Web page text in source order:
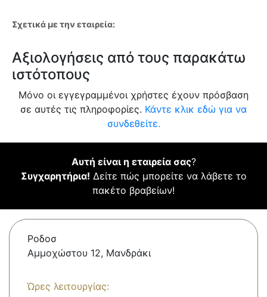
Σχετικά με την εταιρεία:
Αξιολογήσεις από τους παρακάτω
ιστότοπους
Μόνο οι εγγεγραμμένοι χρήστες έχουν πρόσβαση
σε αυτές τις πληροφορίες. Κάντε κλικ εδώ για να
συνδεθείτε.
Αυτή είναι η εταιρεία σας?
Συγχαρητήρια! Δείτε πώς μπορείτε να λάβετε το
πακέτο βραβείων!
Ροδοσ
Αμμοχώστου 12, Μανδράκι
Ώρες λειτουργίας: